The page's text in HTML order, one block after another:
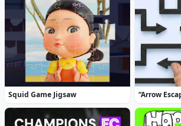
Squid Game Jigsaw “Arrow